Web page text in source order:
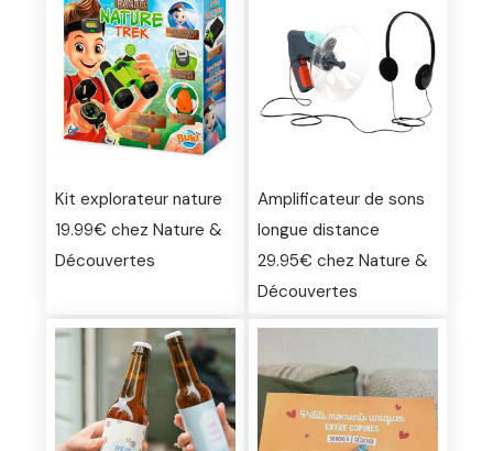
Kit explorateur nature
19.99€ chez Nature &
Découvertes
Amplificateur de sons
longue distance
29.95€ chez Nature &
Découvertes